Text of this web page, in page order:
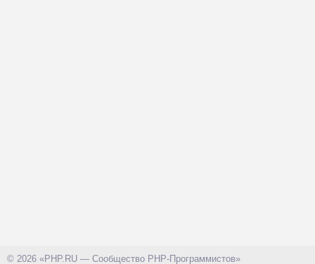
© 2026 «PHP.RU — Сообщество PHP-Программистов»